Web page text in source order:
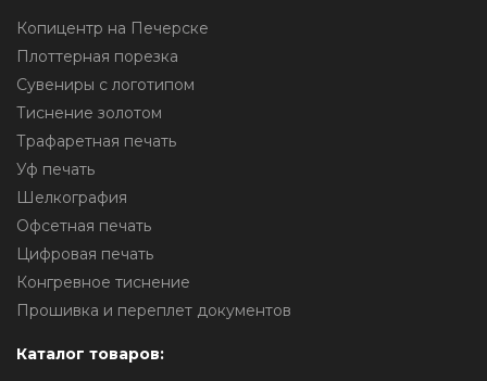
Копицентр на Печерске
Плоттерная порезка
Сувениры с логотипом
Тиснение золотом
Трафаретная печать
Уф печать
Шелкография
Офсетная печать
Цифровая печать
Конгревное тиснение
Прошивка и переплет документов
Каталог товаров: